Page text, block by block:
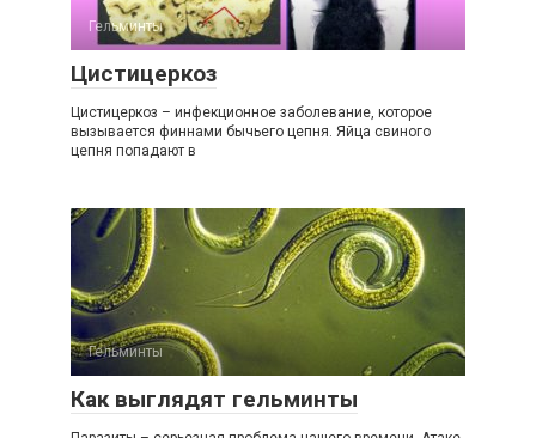
Гельминты
Цистицеркоз
Цистицеркоз – инфекционное заболевание, которое
вызывается финнами бычьего цепня. Яйца свиного
цепня попадают в
Гельминты
Как выглядят гельминты